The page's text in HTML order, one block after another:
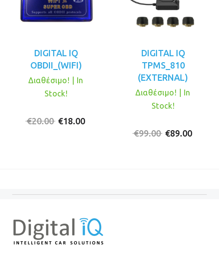
DIGITAL IQ
OBDII_(WIFI)
€20.00 Original
€18.00
Διαθέσιμο! | In
Stock!
DIGITAL IQ
TPMS_810
(EXTERNAL)
€99.00 Original
€89.00
Διαθέσιμο! | In
Stock!